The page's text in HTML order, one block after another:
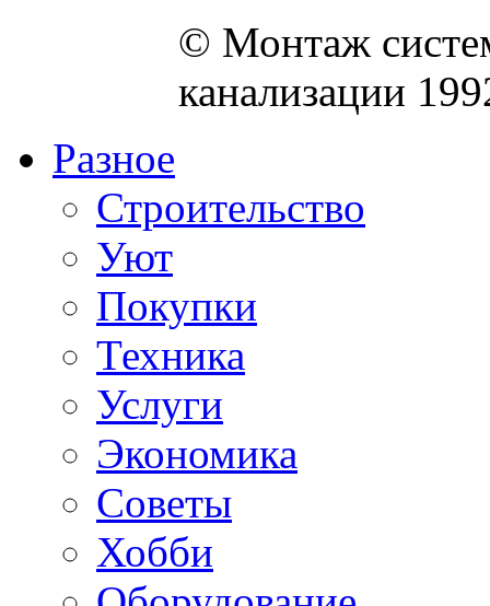
© Монтаж
канализации
Разное
Строительство
Уют
Покупки
Техника
Услуги
Экономика
Советы
Хобби